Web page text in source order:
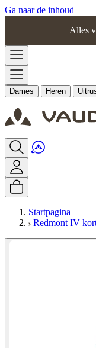
Ga naar de inhoud
Alles
Dames Heren
Startpagina
Redmont IV